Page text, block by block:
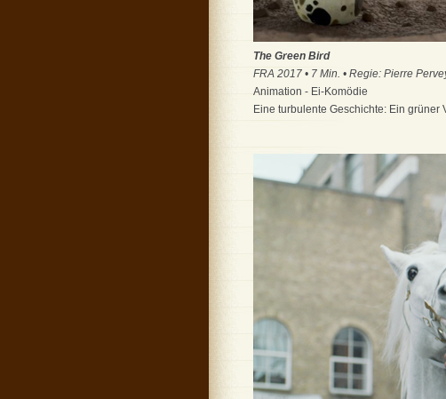
The Green Bird
FRA 2017 • 7 Min. • Regie: Pierre
Animation - Ei-Komödie
Eine turbulente Geschichte: Ein